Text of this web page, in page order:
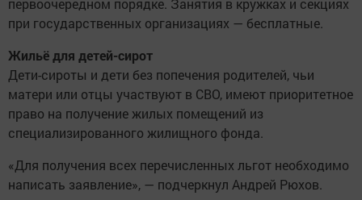
первоочередном порядке. Занятия в кружках и секциях
при государственных организациях — бесплатные.
Жильё для детей-сирот
Дети-сироты и дети без попечения родителей, чьи
матери или отцы участвуют в СВО, имеют приоритетное
право на получение жилых помещений из
специализированного жилищного фонда.
«Для получения всех перечисленных льгот необходимо
написать заявление», — подчеркнул Андрей Рюхов.